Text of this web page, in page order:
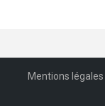
Mentions légales